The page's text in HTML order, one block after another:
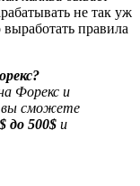
не так уж
правила
Форекс и
вы сможете
до 500$ и